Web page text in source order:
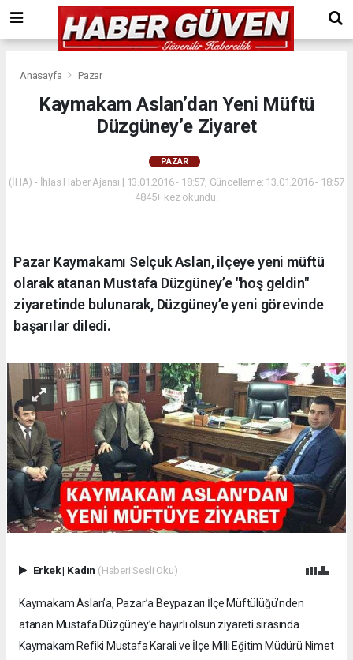
Anasayfa Pazar
Kaymakam Aslan’dan Yeni Müftü
Düzgüney’e Ziyaret
PAZAR
(İHA) - İhlas Haber Ajansı | 13.01.2016 - 18:57, Güncelleme: 13.01.2016 - 18:57
4845+ kez okundu.
Pazar Kaymakamı Selçuk Aslan, ilçeye yeni müftü
olarak atanan Mustafa Düzgüney’e "hoş geldin"
ziyaretinde bulunarak, Düzgüney’e yeni görevinde
başarılar diledi.
Erkek| Kadın (Haberi Sesli Oku)
Kaymakam Aslan’a, Pazar’a Beypazarı İlçe Müftülüğü’nden
atanan Mustafa Düzgüney’e hayırlı olsun ziyareti sırasında
Kaymakam Refiki Mustafa Karali ve İlçe Milli Eğitim Müdürü Nimet